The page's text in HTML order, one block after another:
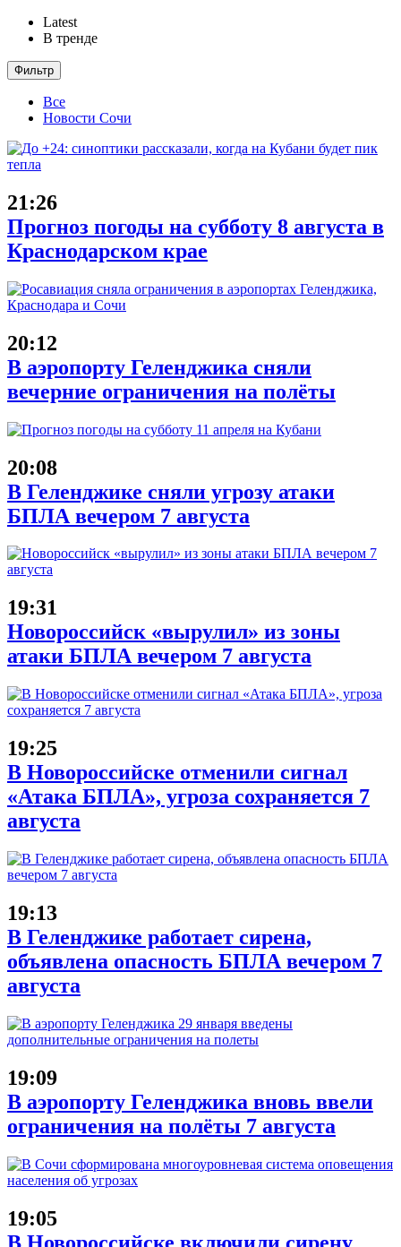
Latest
В тренде
Фильтр
Все
Новости Сочи
21:26
Прогноз погоды на субботу 8 августа в
Краснодарском крае
20:12
В аэропорту Геленджика сняли
вечерние ограничения на полёты
20:08
В Геленджике сняли угрозу атаки
БПЛА вечером 7 августа
19:31
Новороссийск «вырулил» из зоны
атаки БПЛА вечером 7 августа
19:25
В Новороссийске отменили сигнал
«Атака БПЛА», угроза сохраняется 7
августа
19:13
В Геленджике работает сирена,
объявлена опасность БПЛА вечером 7
августа
19:09
В аэропорту Геленджика вновь ввели
ограничения на полёты 7 августа
19:05
В Новороссийске включили сирену